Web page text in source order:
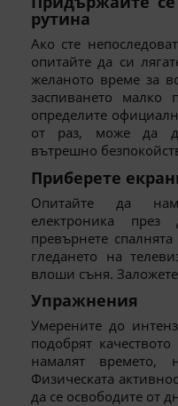
рутина
Ако сте
опитайте да си
желаното време за
заспиването малко
определите
от раз, може да
вътрешно
Приберете
Опитайте да
електроника
превърнете
гледането на
влоши съня.
Упражнения
Умерените до
подобрят
намалят времето,
Физическата
да се освободите от